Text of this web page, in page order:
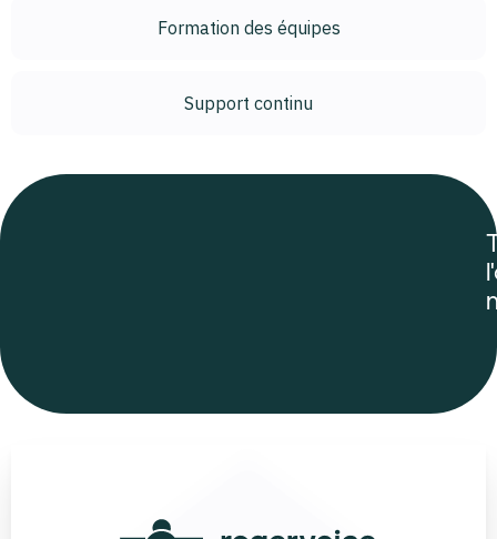
Formation des équipes
Support continu